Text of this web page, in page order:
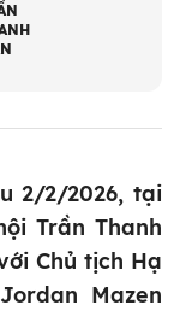
2/2/2026, tại
Trần Thanh
Chủ tịch Hạ
Mazen